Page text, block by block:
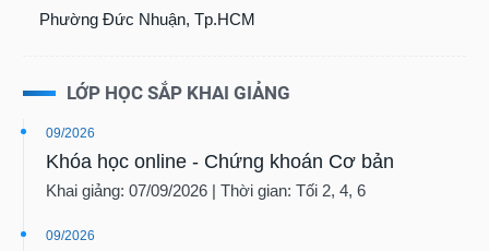
Phường Đức Nhuận, Tp.HCM
LỚP HỌC SẮP KHAI GIẢNG
09/2026
Khóa học online - Chứng khoán Cơ bản
Khai giảng: 07/09/2026 | Thời gian: Tối 2, 4, 6
09/2026